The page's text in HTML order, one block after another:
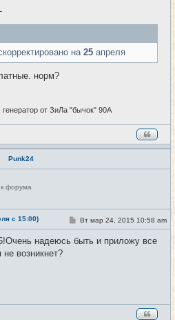
на 25 апреля
норм?
генератор от ЗиЛа "бычок" 90А
Punk24
форума
с 15:00) #9
С
о
б
Вт мар 24, 2015 10:58 am
надеюсь быть и приложу все
возникнет?